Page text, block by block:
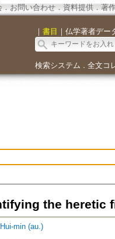
． お問い合わせ． 資料提供． 著
｜ 書目 ｜ 仏学著者デー
検索システム ． 全文コ
the
min (au.)